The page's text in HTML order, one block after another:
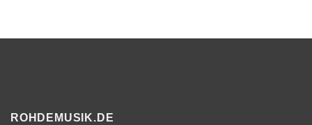
ROHDEMUSIK.DE